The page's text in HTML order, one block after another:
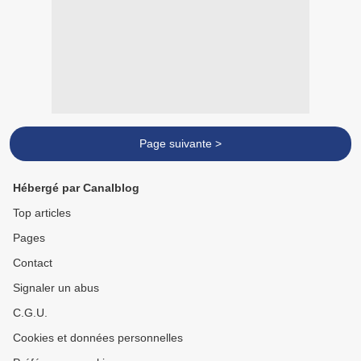
Page suivante >
Hébergé par Canalblog
Top articles
Pages
Contact
Signaler un abus
C.G.U.
Cookies et données personnelles